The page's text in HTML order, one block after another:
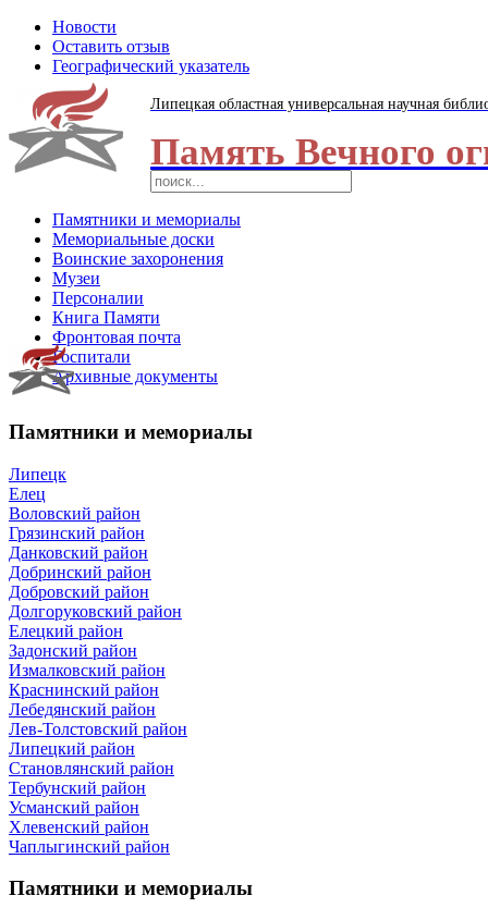
Новости
Оставить отзыв
Географический указатель
Липецкая областная универсальная научная
Память Вечного
Памятники и мемориалы
Мемориальные доски
Воинские захоронения
Музеи
Персоналии
Книга Памяти
Фронтовая почта
Госпитали
Архивные документы
Памятники и мемориалы
Липецк
Елец
Воловский район
Грязинский район
Данковский район
Добринский район
Добровский район
Долгоруковский район
Елецкий район
Задонский район
Измалковский район
Краснинский район
Лебедянский район
Лев-Толстовский район
Липецкий район
Становлянский район
Тербунский район
Усманский район
Хлевенский район
Чаплыгинский район
Памятники и мемориалы